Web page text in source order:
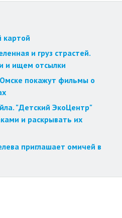
картой
и груз страстей.
и ищем отсылки
покажут фильмы о
"Детский ЭкоЦентр"
и раскрывать их
приглашает омичей в